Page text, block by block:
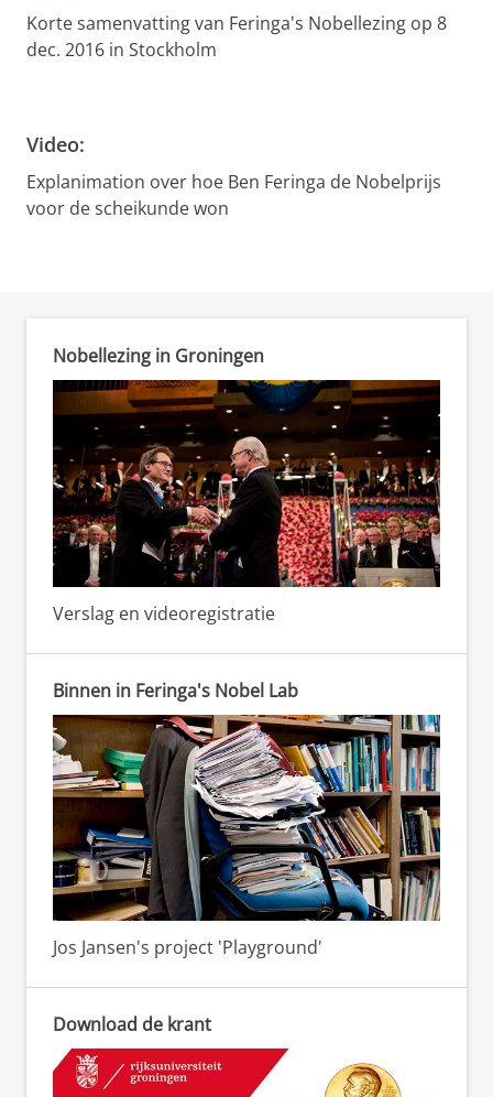
Korte samenvatting van Feringa's Nobellezing op 8
dec. 2016 in Stockholm
Video:
Explanimation over hoe Ben Feringa de Nobelprijs
voor de scheikunde won
Nobellezing in Groningen
Verslag en videoregistratie
Binnen in Feringa's Nobel Lab
Jos Jansen's project 'Playground'
Download de krant